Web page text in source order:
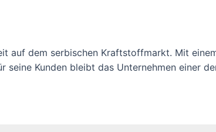
auf dem serbischen Kraftstoffmarkt. Mit
Kunden bleibt das Unternehmen einer